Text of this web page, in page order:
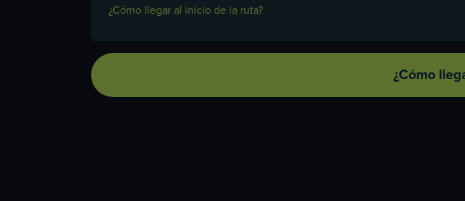
¿Cómo llegar al inicio de la ruta?
¿Cómo